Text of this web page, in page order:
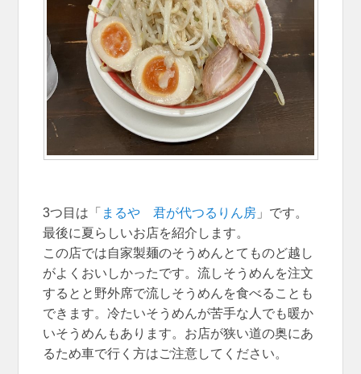
3つ目は「 まるや 君が代つるりん房 」です。
最後に夏らしいお店を紹介します。
この店では自家製麺のそうめんとてものど越し
がよくおいしかったです。流しそうめんを注文
するとと野外席で流しそうめんを食べることも
できます。冷たいそうめんが苦手な人でも暖か
いそうめんもあります。お店が狭い道の奥にあ
るため車で行く方はご注意してください。